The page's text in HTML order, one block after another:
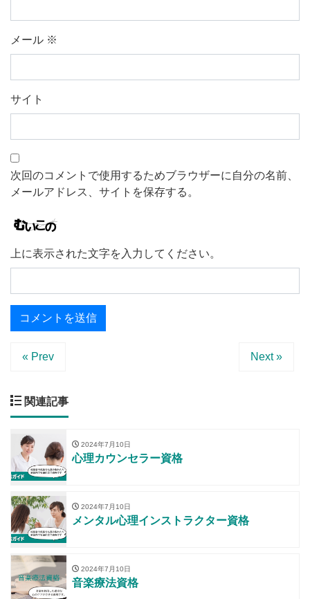
メール ※
サイト
次回のコメントで使用するためブラウザーに自分の名前、
メールアドレス、サイトを保存する。
上に表示された文字を入力してください。
« Prev Next »
関連記事
2024年7月10日
心理カウンセラー資格
2024年7月10日
メンタル心理インストラクター資格
2024年7月10日
音楽療法資格